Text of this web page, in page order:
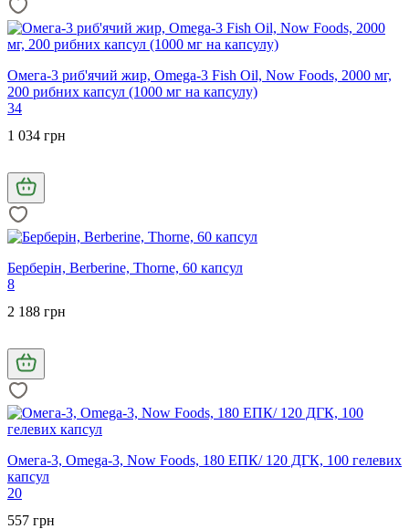
Омега-3 риб'ячий жир, Omega-3 Fish Oil, Now Foods, 2000 мг,
200 рибних капсул (1000 мг на капсулу)
34
1 034 грн
Берберін, Berberine, Thorne, 60 капсул
8
2 188 грн
Омега-3, Omega-3, Now Foods, 180 ЕПК/ 120 ДГК, 100 гелевих
капсул
20
557 грн